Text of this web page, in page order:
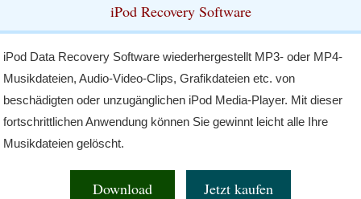
iPod Recovery Software
iPod Data Recovery Software wiederhergestellt MP3- oder MP4-
Musikdateien, Audio-Video-Clips, Grafikdateien etc. von
beschädigten oder unzugänglichen iPod Media-Player. Mit dieser
fortschrittlichen Anwendung können Sie gewinnt leicht alle Ihre
Musikdateien gelöscht.
Download Jetzt kaufen